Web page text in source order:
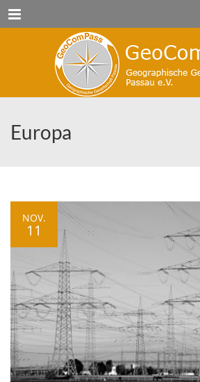
Menu
Europa
NOV.
11